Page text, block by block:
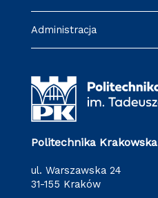
Administracja
Politechnika Krakowska
ul. Warszawska 24
31-155 Kraków